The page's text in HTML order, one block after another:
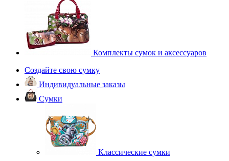
Комплекты сумок и аксессуаров
Создайте свою сумку
Индивидуальные заказы
Сумки
Классические сумки